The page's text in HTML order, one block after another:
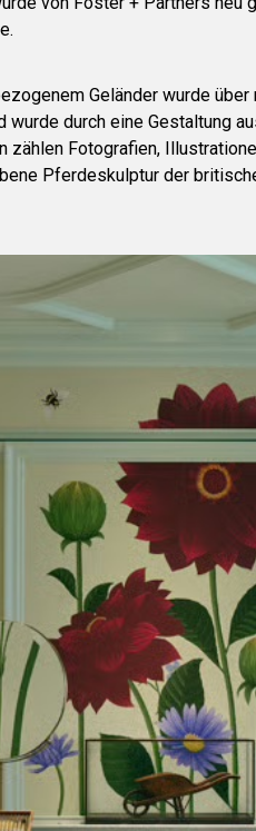
Geländer wurde über
durch eine Gestaltung
zählen Fotografien,
Pferdeskulptur der